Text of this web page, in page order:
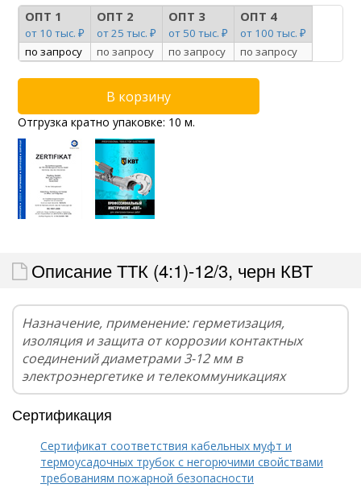
ОПТ 1
от 10 тыс. ₽
ОПТ 2
от 25 тыс. ₽
ОПТ 3
от 50 тыс. ₽
ОПТ 4
от 100 тыс. ₽
по запросу
по запросу по запросу по запросу
Отгрузка кратно упаковке: 10 м.
Описание ТТК (4:1)-12/3, черн КВТ
Назначение, применение: герметизация,
изоляция и защита от коррозии контактных
соединений диаметрами 3-12 мм в
электроэнергетике и телекоммуникациях
Сертификация
Сертификат соответствия кабельных муфт и
термоусадочных трубок с негорючими свойствами
требованиям пожарной безопасности